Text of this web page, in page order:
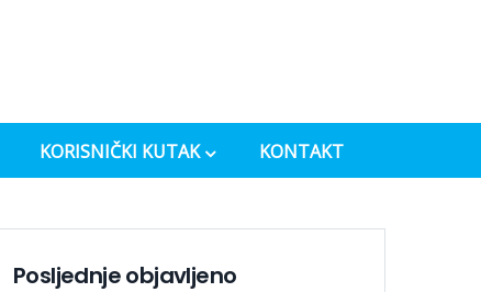
KORISNIČKI KUTAK KONTAKT
Posljednje objavljeno